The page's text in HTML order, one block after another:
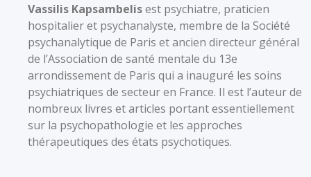
Vassilis Kapsambelisest psychiatre, praticien
hospitalier et psychanalyste, membre de la Société
psychanalytique de Paris et ancien directeur général
de l’Association de santé mentale du 13e
arrondissement de Paris qui a inauguré les soins
psychiatriques de secteur en France. Il est l’auteur de
nombreux livres et articles portant essentiellement
sur la psychopathologie et les approches
thérapeutiques des états psychotiques.